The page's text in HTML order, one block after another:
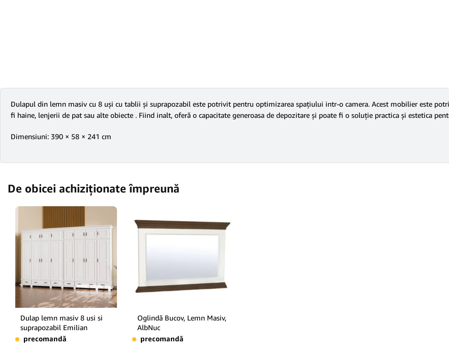
Dulapul din lemn masiv cu 8 uși cu tablii și suprapozabil este potrivit pentru optimizarea spațiului intr-o camera. Acest mobilier este
fi haine, lenjerii de pat sau alte obiecte . Fiind inalt, oferă o capacitate generoasa de depozitare și poate fi o soluție practica și estetica
Dimensiuni: 390 × 58 × 241 cm
De obicei achiziționate împreună
Dulap lemn masiv 8 usi si
suprapozabil Emilian
precomandă
Oglindă Bucov, Lemn Masiv,
AlbNuc
precomandă